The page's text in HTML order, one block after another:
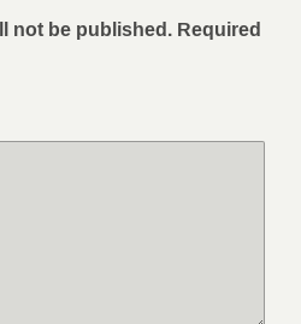
not be published.Required